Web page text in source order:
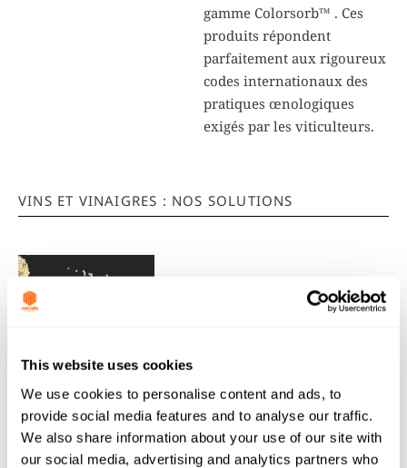
This website uses cookies
We use cookies to personalise content and ads, to
provide social media features and to analyse our traffic.
We also share information about your use of our site with
our social media, advertising and analytics partners who
gamme Colorsorb™ . Ces
produits répondent
parfaitement aux rigoureux
codes internationaux des
pratiques œnologiques
exigés par les viticulteurs.
VINS ET VINAIGRES : NOS SOLUTIONS
Résines
Our Colorsorb™ range can be used together with ion